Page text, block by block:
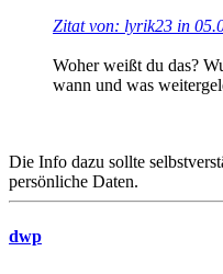
Zitat von: lyrik23 in
Woher weißt du das?
wann und was
Die Info dazu sollte
persönliche Daten.
dwp